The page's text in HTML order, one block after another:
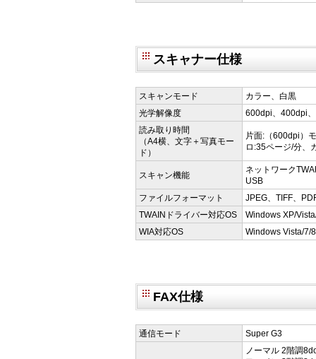
スキャナー仕様
スキャンモード
カラー、白黒
光学解像度
600dpi、400dpi
読み取り時間
（A4横、文字＋写真モー
ド）
片面:（600dpi）
ロ:35ページ/分、
スキャン機能
ネットワーク
USB
ファイルフォーマット
JPEG、TIFF、
TWAINドライバー対応OS
Windows XP/
WIA対応OS
Windows Vista/7/
FAX仕様
通信モード Super G3
ノーマル 2階調